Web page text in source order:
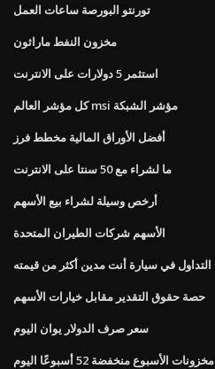
تورنتو البورصة ساعات العمل
مخزون النفط ماراثون
استثمر 5 دولارات على الانترنت
كل مؤشر العالم msi مؤشر الشبكة
أفضل الأوراق المالية مخطط فرز
ما لشراء مع 50 سنتا على الانترنت
أرخص وسيلة لشراء بيع الأسهم
الأسهم شركات الطيران المتحدة
التداول في سيارة أنت مدين أكثر من قيمته
حصة حقوق التقدير مقابل خيارات الأسهم
سعر صرف الدولار يوان اليوم
مخزونات الأسبوع منخفضة 52 أسبوعًا اليوم